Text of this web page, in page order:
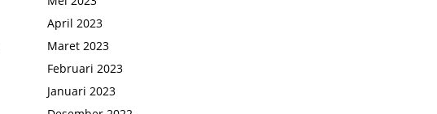
April 2023
Maret 2023
Februari 2023
Januari 2023